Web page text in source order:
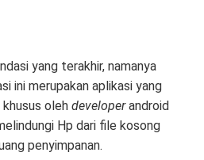
yang terakhir, namanya
ini merupakan aplikasi yang
oleh developerandroid
Hp dari file kosong
penyimpanan.